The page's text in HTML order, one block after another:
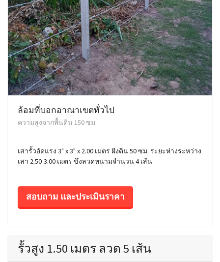
ล้อมที่บอกอาณาเขตทั่วไป
ความสูงจากพื้นดิน 150 ซม
เสารั้วอัดแรง 3" x 3" x 2.00 เมตร ฝังดิน 50 ซม. ระยะห่างระหว่าง
เสา 2.50-3.00 เมตร ขึงลวดหนามจำนวน 4 เส้น
สอบถาม และประเมินราคา
รั้วสูง 1.50 เมตร ลวด 5 เส้น